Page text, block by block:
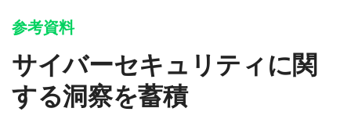
参考資料
サイバーセキュリティに関
する洞察を蓄積